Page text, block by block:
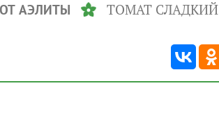
АЭЛИТЫ ТОМАТ